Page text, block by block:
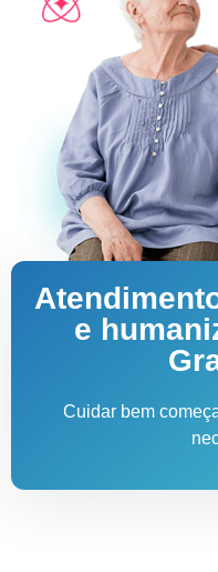
e
Cuidar bem